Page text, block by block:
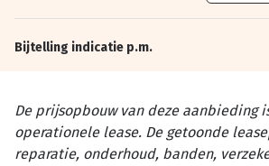
Bijtelling indicatie p.m.
De prijsopbouw van deze aanbieding
operationele lease. De getoonde
reparatie, onderhoud, banden,